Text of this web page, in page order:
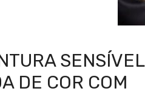
SENSÍVEL
DE COR COM